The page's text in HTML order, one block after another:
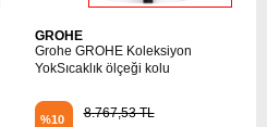
GROHE
Grohe GROHE Koleksiyon
YokSıcaklık ölçeği kolu
%10
8.767,53 TL